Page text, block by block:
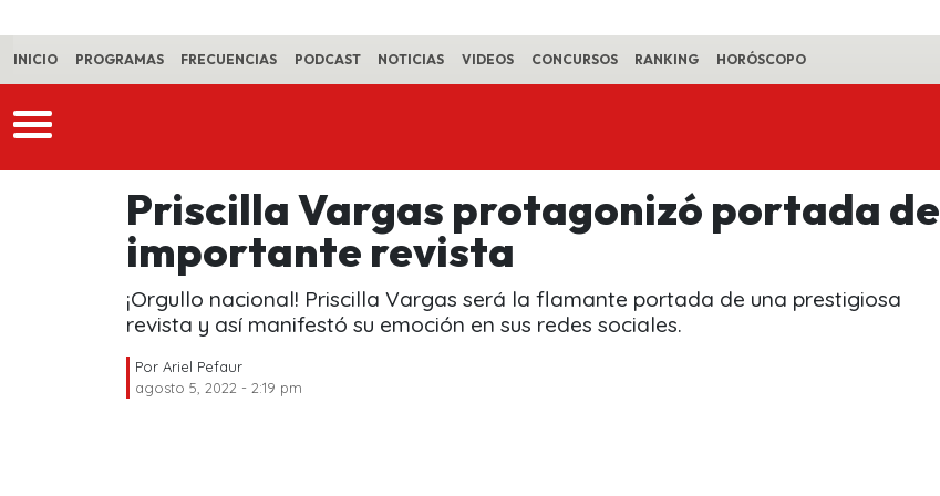
INICIO PROGRAMAS FRECUENCIAS PODCAST NOTICIAS VIDEOS CONCURSOS RANKING HORÓSCOPO
Priscilla Vargas protagonizó portada de
importante revista
¡Orgullo nacional! Priscilla Vargas será la flamante portada de una prestigiosa
revista y así manifestó su emoción en sus redes sociales.
Por Ariel Pefaur
agosto 5, 2022 - 2:19 pm